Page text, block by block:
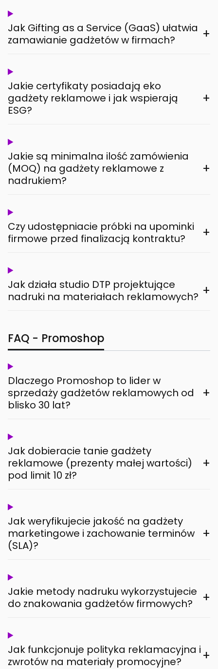
Jak Gifting as a Service (GaaS) ułatwia
zamawianie gadżetów w firmach?
+
Jakie certyfikaty posiadają eko
gadżety reklamowe i jak wspierają
ESG?
+
Jakie są minimalna ilość zamówienia
(MOQ) na gadżety reklamowe z
nadrukiem?
+
Czy udostępniacie próbki na upominki
firmowe przed finalizacją kontraktu?
+
Jak działa studio DTP projektujące
nadruki na materiałach reklamowych? +
FAQ - Promoshop
Dlaczego Promoshop to lider w
sprzedaży gadżetów reklamowych od
blisko 30 lat?
+
Jak dobieracie tanie gadżety
reklamowe (prezenty małej wartości)
pod limit 10 zł?
+
Jak weryfikujecie jakość na gadżety
marketingowe i zachowanie terminów
(SLA)?
+
Jakie metody nadruku wykorzystujecie
do znakowania gadżetów firmowych?
+
Jak funkcjonuje polityka reklamacyjna i
zwrotów na materiały promocyjne?
+